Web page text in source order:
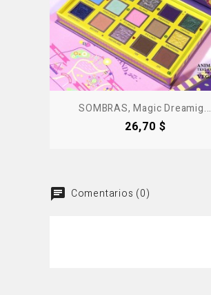
SOMBRAS, Magic Dreamig...
Precio
26,70 $
Comentarios (0)